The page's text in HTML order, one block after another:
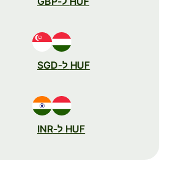
HUF ל-SGD
HUF ל-INR